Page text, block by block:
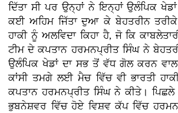
ਦਿੱਤਾ ਸੀ ਪਰ ਉਨ੍ਹਾਂ ਨੇ ਇਨ੍ਹਾਂ ਉਲੰਪਿਕ
ਕਈ ਅਹਿਮ ਜਿੱਤਾ ਦੁਆ ਕੇ ਬੇਹਤਰੀਨ ਤਰੀਕੇ
ਹਾਕੀ ਨੂੰ ਅਲਵਿਦਾ ਕਿਹਾ ਹੈ, ਜੋ ਕਿ
ਟੀਮ ਦੇ ਕਪਤਾਨ ਹਰਮਨਪ੍ਰੀਤ ਸਿੰਘ ਨੇ
ਉਲੰਪਿਕ ਖੇਡਾਂ ਦਾ ਸਭ ਤੋਂ ਵੱਧ ਗੋਲ ਕਰਨ
ਕਾਂਸੀ ਤਮਗੇ ਲਈ ਮੈਚ ਵਿੱਚ ਵੀ ਭਾਰਤੀ
ਕਪਤਾਨ ਹਰਮਨਪ੍ਰੀਤ ਸਿੰਘ ਨੇ ਕੀਤੇ। ਪਿਛਲੇ
ਭੁਬਨੇਸ਼ਵਰ ਵਿੱਚ ਹੋਏ ਵਿਸ਼ਵ ਕੱਪ ਵਿੱਚ